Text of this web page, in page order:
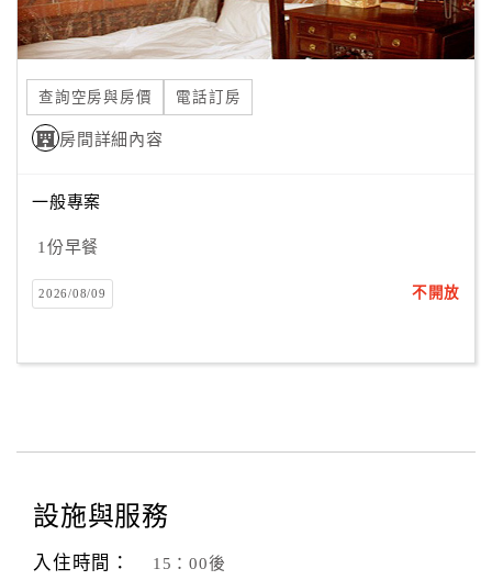
據
合
作
提
案
店
作
作
旅
伴
查詢空房與房價 電話訂房
房間詳細內容
一般專案
1份早餐
2026/08/09 不開放
設施與服務
入住時間： 15：00後